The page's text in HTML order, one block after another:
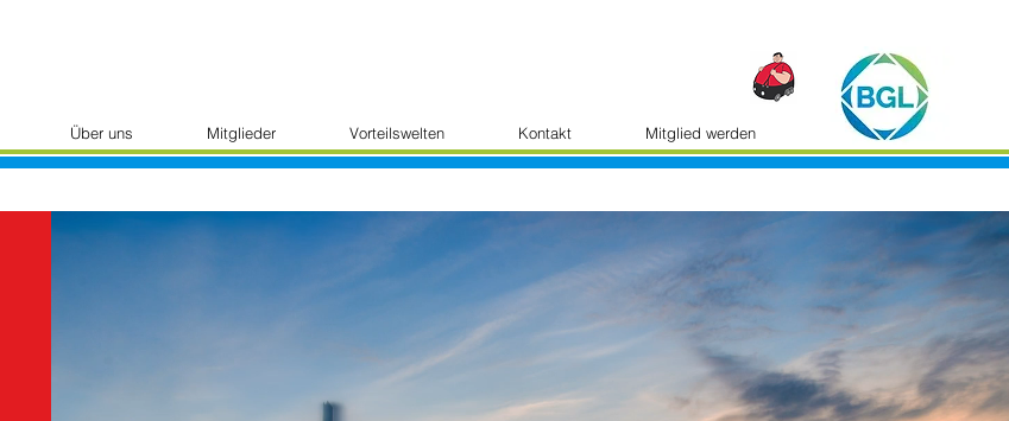
Über uns Mitglieder Vorteilswelten Kontakt Mitglied werden